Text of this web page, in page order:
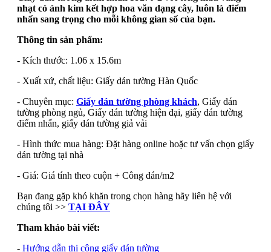
nhạt có ánh kim kết hợp hoa văn dạng cây, luôn là điểm
nhấn sang trọng cho mỗi không gian số của bạn.
Thông tin sản phẩm:
- Kích thước: 1.06 x 15.6m
- Xuất xứ, chất liệu: Giấy dán tường Hàn Quốc
- Chuyên mục: Giấy dán tường phòng khách, Giấy dán
tường phòng ngủ, Giấy dán tường hiện đại, giấy dán tường
điểm nhấn, giấy dán tường giả vải
- Hình thức mua hàng: Đặt hàng online hoặc tư vấn chọn giấy
dán tường tại nhà
- Giá: Giá tính theo cuộn + Công dán/m2
Bạn đang gặp khó khăn trong chọn hàng hãy liên hệ với
chúng tôi >> TẠI ĐÂY
Tham khảo bài viết:
- Hướng dẫn thi công giấy dán tường